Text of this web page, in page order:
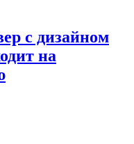
с дизайном
на